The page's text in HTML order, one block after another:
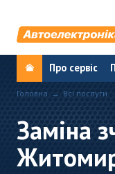
Про сервіс
Головна Всі послуги
Заміна